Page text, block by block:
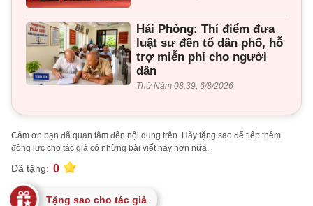
Hải Phòng: Thí điểm đưa
luật sư đến tổ dân phố, hỗ
trợ miễn phí cho người
dân
Thứ Năm 08:39, 6/8/2026
Cảm ơn bạn đã quan tâm đến nội dung trên. Hãy tặng sao để tiếp thêm
động lực cho tác giả có những bài viết hay hơn nữa.
Đã tặng: 0
Tặng sao cho tác giả